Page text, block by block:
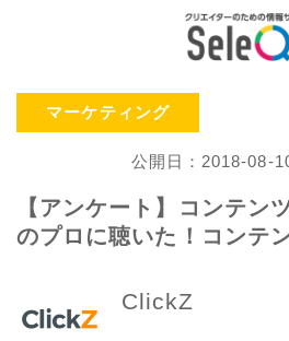
マーケティング
公開日：2018-08-
【アンケート】コンテン
のプロに聴いた！コンテ
ClickZ